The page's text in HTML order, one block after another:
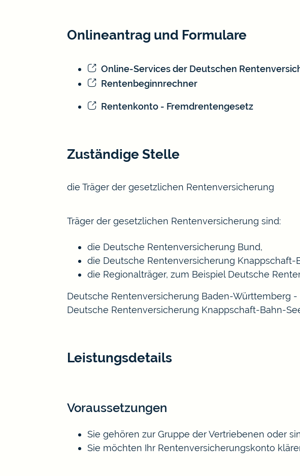
Onlineantrag und Formulare
Online-Services der Deutschen
Rentenbeginnrechner
Rentenkonto - Fremdrentengesetz
Zuständige Stelle
die Träger der gesetzlichen Rentenversicherung
Träger der gesetzlichen Rentenversicherung sind:
die Deutsche Rentenversicherung Bund,
die Deutsche Rentenversicherung Knappschaft-
die Regionalträger, zum Beispiel Deutsche
Deutsche Rentenversicherung Baden-Württemberg -
Deutsche Rentenversicherung Knappschaft-Bahn-
Leistungsdetails
Voraussetzungen
Sie gehören zur Gruppe der Vertriebenen oder
Sie möchten Ihr Rentenversicherungskonto